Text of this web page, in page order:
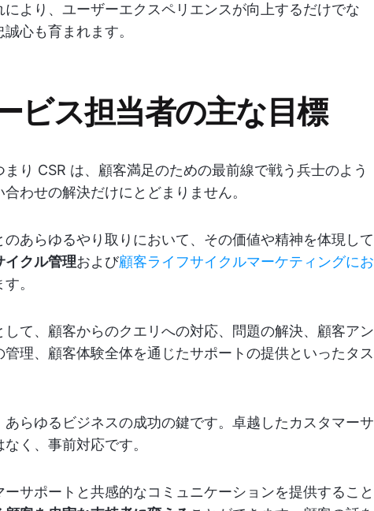
より、ユーザーエクスペリエンスが向上するだけでな
心も育まれます。
ビス担当者の主な目標
り CSR は、顧客満足のための最前線で戦う兵士のよう
わせの解決だけにとどまりません。
あらゆるやり取りにおいて、その価値や精神を体現して
イクル管理および顧客ライフサイクルマーケティングにお
。
て、顧客からのクエリへの対応、問題の解決、顧客アン
理、顧客体験全体を通じたサポートの提供といったタス
らゆるビジネスの成功の鍵です。卓越したカスタマーサ
く、事前対応です。
サポートと共感的なコミュニケーションを提供すること